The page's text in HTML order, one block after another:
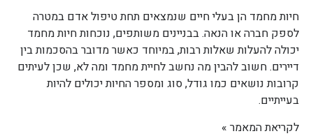
חיות מחמד הן בעלי חיים שנמצאים תחת טיפול אדם במטרה
לספק חברה או הנאה. בבניינים משותפים, נוכחות חיות מחמד
יכולה להעלות שאלות רבות, במיוחד כאשר מדובר בהסכמות בין
דיירים. חשוב להבין מה נחשב לחיית מחמד ומה לא, שכן לעיתים
קרובות נושאים כמו גודל, סוג ומספר החיות יכולים להיות
בעייתיים.
לקריאת המאמר »